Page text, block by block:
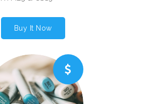
Buy It Now